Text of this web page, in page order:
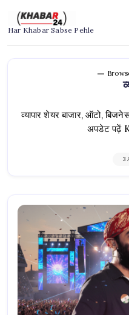
content
Khabar24
Har Khabar Sabse Pehle
व्यापार शेयर बाजार, ऑटो,
अपडेट पढ़ें
3